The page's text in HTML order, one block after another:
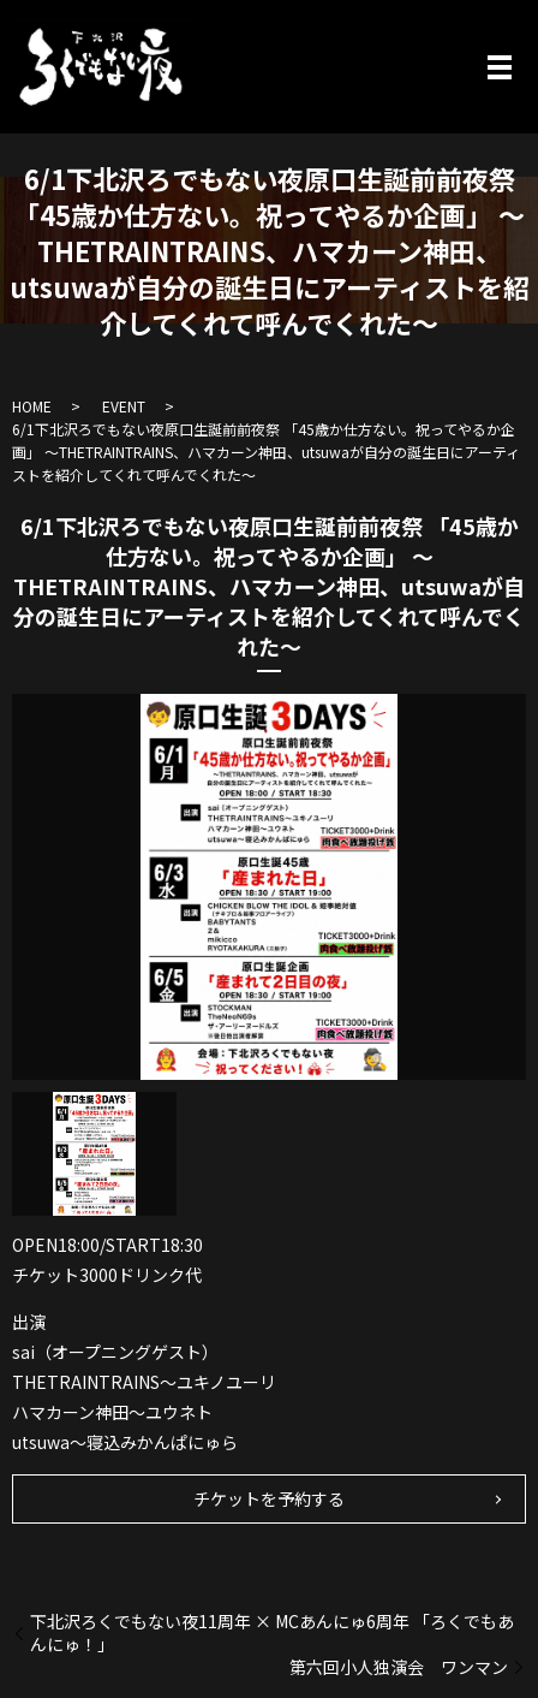
6/1下北沢ろでもない夜原口生誕前前夜祭
「45歳か仕方ない。祝ってやるか企画」 〜
THETRAINTRAINS、ハマカーン神田、
utsuwaが自分の誕生日にアーティストを紹
介してくれて呼んでくれた〜
HOME
EVENT
6/1下北沢ろでもない夜原口生誕前前夜祭 「45歳か仕方ない。祝ってやるか企
画」 〜THETRAINTRAINS、ハマカーン神田、utsuwaが自分の誕生日にアーティ
ストを紹介してくれて呼んでくれた〜
6/1下北沢ろでもない夜原口生誕前前夜祭 「45歳か
仕方ない。祝ってやるか企画」 〜
THETRAINTRAINS、ハマカーン神田、utsuwaが自
分の誕生日にアーティストを紹介してくれて呼んでく
れた〜
OPEN18:00/START18:30
チケット3000ドリンク代
出演
sai（オープニングゲスト）
THETRAINTRAINS〜ユキノユーリ
ハマカーン神田〜ユウネト
utsuwa〜寝込みかんぱにゅら
チケットを予約する
下北沢ろくでもない夜11周年 × MCあんにゅ6周年 「ろくでもあ
んにゅ！」
第六回小人独演会 ワンマン